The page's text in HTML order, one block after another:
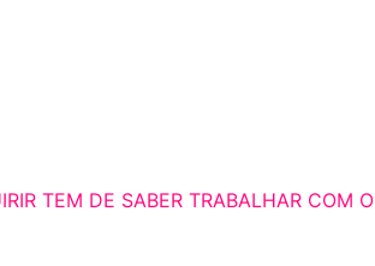
TEM DE SABER TRABALHAR COM O